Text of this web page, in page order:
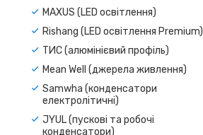
MAXUS (LED освітлення)
Rishang (LED освітлення Premium)
ТИС (алюмінієвий профіль)
Mean Well (джерела живлення)
Samwha (конденсатори
електролітичні)
JYUL (пускові та робочі
конденсатори)